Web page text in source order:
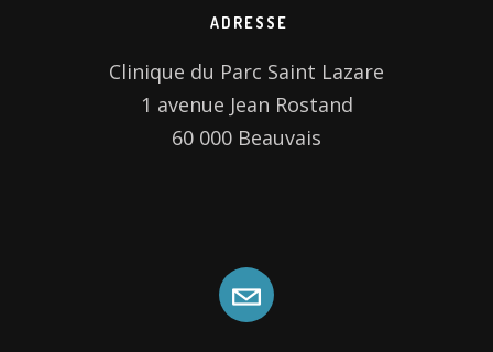
ADRESSE
Clinique du Parc Saint Lazare
1 avenue Jean Rostand
60 000 Beauvais